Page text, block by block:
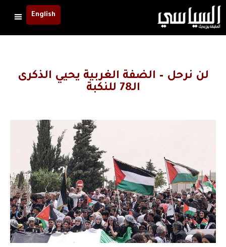
English
لن نرحل – الضفة الغربية يحيي الذكرى
الـ78 للنكبة